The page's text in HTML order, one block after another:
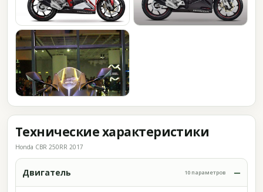
Технические характеристики
Honda CBR 250RR 2017
Двигатель 10 параметров